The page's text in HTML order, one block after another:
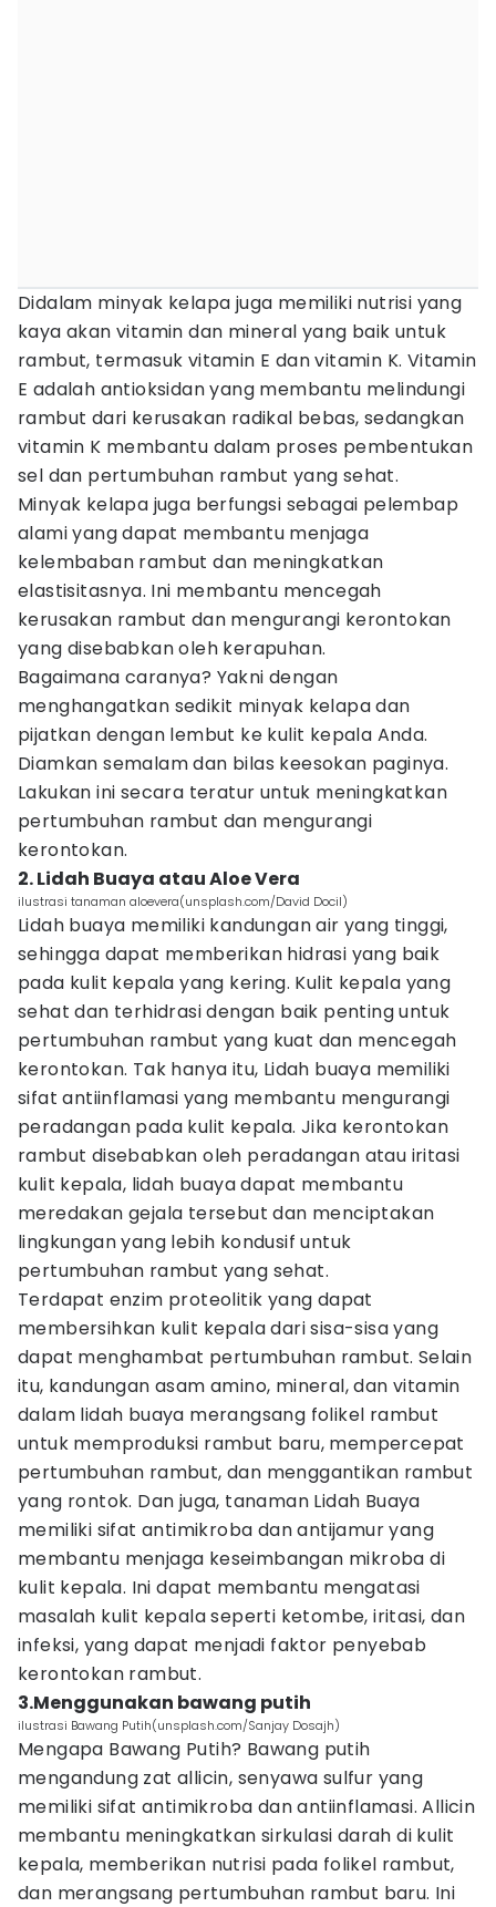
Didalam minyak kelapa juga memiliki nutrisi yang
kaya akan vitamin dan mineral yang baik untuk
rambut, termasuk vitamin E dan vitamin K. Vitamin
E adalah antioksidan yang membantu melindungi
rambut dari kerusakan radikal bebas, sedangkan
vitamin K membantu dalam proses pembentukan
sel dan pertumbuhan rambut yang sehat.
Minyak kelapa juga berfungsi sebagai pelembap
alami yang dapat membantu menjaga
kelembaban rambut dan meningkatkan
elastisitasnya. Ini membantu mencegah
kerusakan rambut dan mengurangi kerontokan
yang disebabkan oleh kerapuhan.
Bagaimana caranya? Yakni dengan
menghangatkan sedikit minyak kelapa dan
pijatkan dengan lembut ke kulit kepala Anda.
Diamkan semalam dan bilas keesokan paginya.
Lakukan ini secara teratur untuk meningkatkan
pertumbuhan rambut dan mengurangi
kerontokan.
2. Lidah Buaya atau Aloe Vera
ilustrasi tanaman aloevera(unsplash.com/David Docil)
Lidah buaya memiliki kandungan air yang tinggi,
sehingga dapat memberikan hidrasi yang baik
pada kulit kepala yang kering. Kulit kepala yang
sehat dan terhidrasi dengan baik penting untuk
pertumbuhan rambut yang kuat dan mencegah
kerontokan. Tak hanya itu, Lidah buaya memiliki
sifat antiinflamasi yang membantu mengurangi
peradangan pada kulit kepala. Jika kerontokan
rambut disebabkan oleh peradangan atau iritasi
kulit kepala, lidah buaya dapat membantu
meredakan gejala tersebut dan menciptakan
lingkungan yang lebih kondusif untuk
pertumbuhan rambut yang sehat.
Terdapat enzim proteolitik yang dapat
membersihkan kulit kepala dari sisa-sisa yang
dapat menghambat pertumbuhan rambut. Selain
itu, kandungan asam amino, mineral, dan vitamin
dalam lidah buaya merangsang folikel rambut
untuk memproduksi rambut baru, mempercepat
pertumbuhan rambut, dan menggantikan rambut
yang rontok. Dan juga, tanaman Lidah Buaya
memiliki sifat antimikroba dan antijamur yang
membantu menjaga keseimbangan mikroba di
kulit kepala. Ini dapat membantu mengatasi
masalah kulit kepala seperti ketombe, iritasi, dan
infeksi, yang dapat menjadi faktor penyebab
kerontokan rambut.
3.Menggunakan bawang putih
ilustrasi Bawang Putih(unsplash.com/Sanjay Dosajh)
Mengapa Bawang Putih? Bawang putih
mengandung zat allicin, senyawa sulfur yang
memiliki sifat antimikroba dan antiinflamasi. Allicin
membantu meningkatkan sirkulasi darah di kulit
kepala, memberikan nutrisi pada folikel rambut,
dan merangsang pertumbuhan rambut baru. Ini